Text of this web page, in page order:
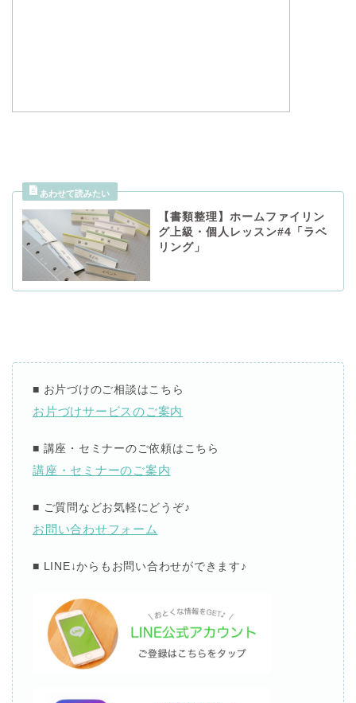
【書類整理】ホームファイリン
グ上級・個人レッスン#4「ラベ
リング」
■ お片づけのご相談はこちら
お片づけサービスのご案内
■ 講座・セミナーのご依頼はこちら
講座・セミナーのご案内
■ ご質問などお気軽にどうぞ♪
お問い合わせフォーム
■ LINE↓からもお問い合わせができます♪